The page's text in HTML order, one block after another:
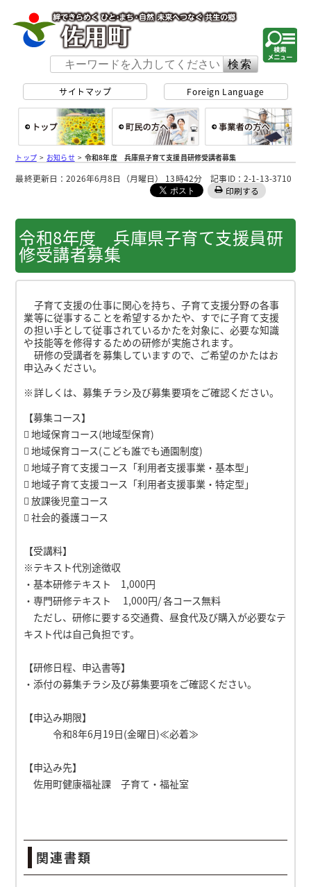
サイトマップ Foreign Language
総合トップ 町民の方へ
トップ> お知らせ>令和8年度 兵庫県子育て支援員研修受講者募集
最終更新日：2026年6月8日（月曜日） 13時42分 記事ID：2-1-13-3710
印刷する
令和8年度 兵庫県子育て支援員研
修受講者募集
子育て支援の仕事に関心を持ち、子育て支援分野の各事
業等に従事することを希望するかたや、すでに子育て支援
の担い手として従事されているかたを対象に、必要な知識
や技能等を修得するための研修が実施されます。
研修の受講者を募集していますので、ご希望のかたはお
申込みください。
※詳しくは、募集チラシ及び募集要項をご確認ください。
【募集コース】
 地域保育コース(地域型保育)
 地域保育コース(こども誰でも通園制度)
 地域子育て支援コース「利用者支援事業・基本型」
 地域子育て支援コース「利用者支援事業・特定型」
 放課後児童コース
 社会的養護コース
【受講料】
※テキスト代別途徴収
・基本研修テキスト 1,000円
・専門研修テキスト 1,000円/ 各コース無料
ただし、研修に要する交通費、昼食代及び購入が必要なテ
キスト代は自己負担です。
【研修日程、申込書等】
・添付の募集チラシ及び募集要項をご確認ください。
【申込み期限】
令和8年6月19日(金曜日)≪必着≫
【申込み先】
佐用町健康福祉課 子育て・福祉室
関連書類